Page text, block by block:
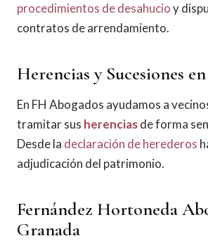
procedimientos de desahucioy
contratos de arrendamiento.
Herencias y Sucesiones
En FH Abogados ayudamos a
tramitar sus herenciasde forma
Desde la declaración de herederos
adjudicación del patrimonio.
Fernández Hortoneda
Granada